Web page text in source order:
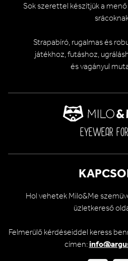
Sok szerettel készítjük a
Strapabíró, rugalmas és
játékhoz, futáshoz,
és vagányul
EYEWEAR
Hol vehetek Milo&Me
üzletkereső
Felmerülő kérdéseiddel keress
címen: